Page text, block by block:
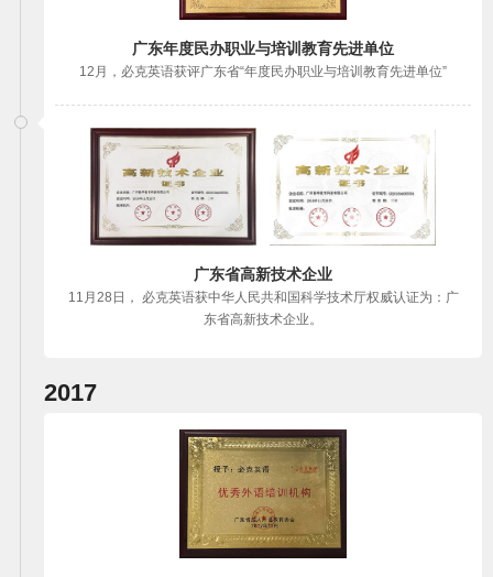
广东年度民办职业与培训教育先进单位
12月，必克英语获评广东省“年度民办职业与培训教育先进单位”
广东省高新技术企业
11月28日， 必克英语获中华人民共和国科学技术厅权威认证为：广
东省高新技术企业。
2017